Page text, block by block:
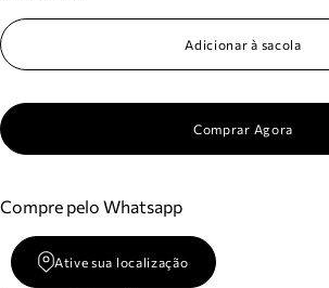
Meus pedidos
Acompanhe seus pedidos e solicite
Adicionar à sacola
Comprar Agora
Compre pelo Whatsapp
Ative sua localização